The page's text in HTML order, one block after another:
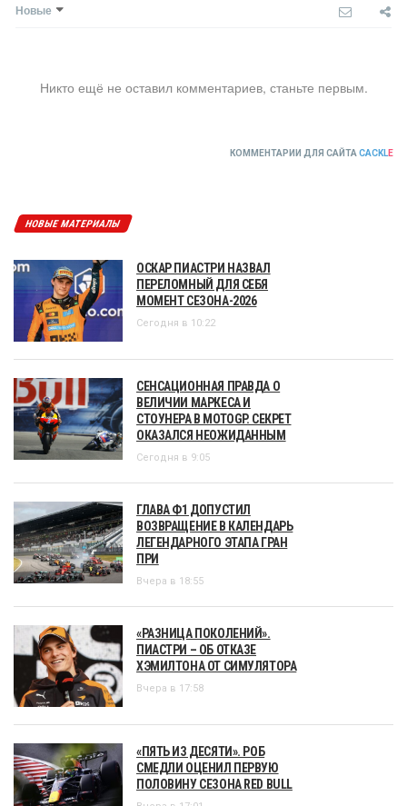
Новые
Никто ещё не оставил комментариев, станьте первым.
КОММЕНТАРИИ ДЛЯ САЙТА CACKLE
НОВЫЕ МАТЕРИАЛЫ
ОСКАР ПИАСТРИ НАЗВАЛ
ПЕРЕЛОМНЫЙ ДЛЯ СЕБЯ
МОМЕНТ СЕЗОНА-2026
Сегодня в 10:22
СЕНСАЦИОННАЯ ПРАВДА О
ВЕЛИЧИИ МАРКЕСА И
СТОУНЕРА В MOTOGP. СЕКРЕТ
ОКАЗАЛСЯ НЕОЖИДАННЫМ
Сегодня в 9:05
ГЛАВА Ф1 ДОПУСТИЛ
ВОЗВРАЩЕНИЕ В КАЛЕНДАРЬ
ЛЕГЕНДАРНОГО ЭТАПА ГРАН
ПРИ
Вчера в 18:55
«РАЗНИЦА ПОКОЛЕНИЙ».
ПИАСТРИ – ОБ ОТКАЗЕ
ХЭМИЛТОНА ОТ СИМУЛЯТОРА
Вчера в 17:58
«ПЯТЬ ИЗ ДЕСЯТИ». РОБ
СМЕДЛИ ОЦЕНИЛ ПЕРВУЮ
ПОЛОВИНУ СЕЗОНА RED BULL